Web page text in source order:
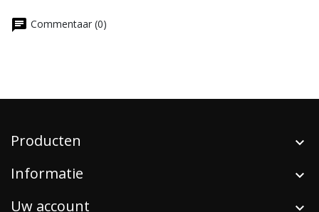
chat Commentaar (0)
Producten
Informatie
Uw account